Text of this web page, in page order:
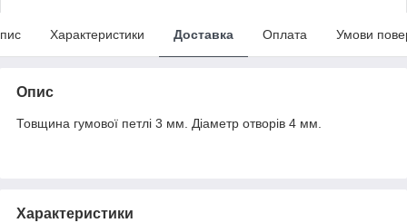
Характеристики Доставка Оплата Умови
Опис
Товщина гумової петлі 3 мм. Діаметр отворів 4 мм.
Характеристики